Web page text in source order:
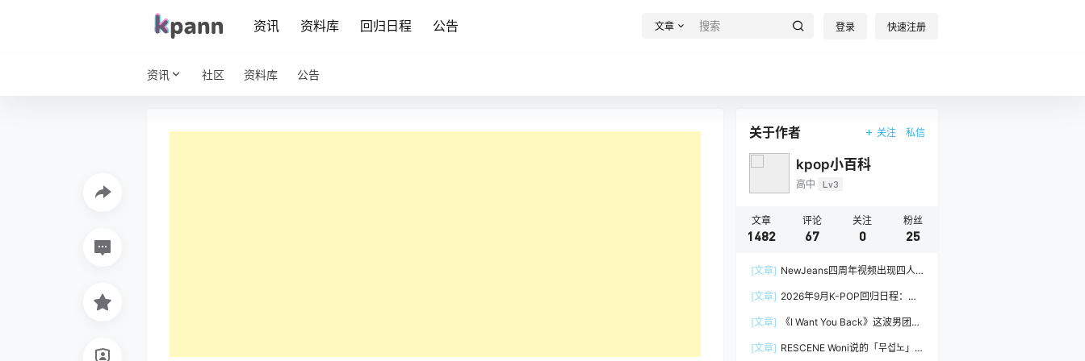
资讯 资料库 回归日程 公告 文章 登录 快速注册
资讯 社区 资料库 公告
关于作者 关注 私信
kpop小百科
高中 Lv3
文章
1482
评论
67
关注
0
粉丝
25
[文章] NewJeans四周年视频出现四人
[文章] 2026年9月K-POP回归日程：
[文章]
《I Want You Back》这波男团挑
[文章] RESCENE Woni说的「무섭노」